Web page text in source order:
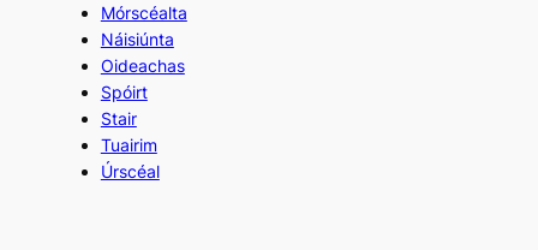
Mórscéalta
Náisiúnta
Oideachas
Spóirt
Stair
Tuairim
Úrscéal